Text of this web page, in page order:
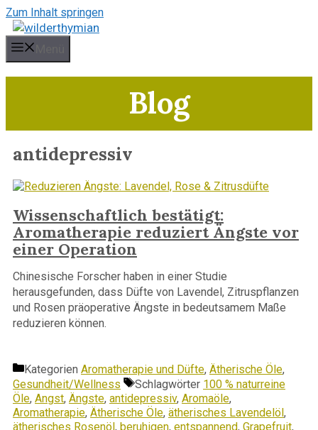
Zum Inhalt springen
Blog
antidepressiv
Wissenschaftlich bestätigt:
Aromatherapie reduziert Ängste vor
einer Operation
Chinesische Forscher haben in einer Studie
herausgefunden, dass Düfte von Lavendel, Zitruspflanzen
und Rosen präoperative Ängste in bedeutsamem Maße
reduzieren können.
Kategorien Aromatherapie und Düfte, Ätherische Öle,
Gesundheit/Wellness
Schlagwörter 100 % naturreine
Öle, Angst, Ängste, antidepressiv, Aromaöle,
Aromatherapie, Ätherische Öle, ätherisches Lavendelöl ,
ätherisches Rosenöl , beruhigen, entspannend, Grapefruit,